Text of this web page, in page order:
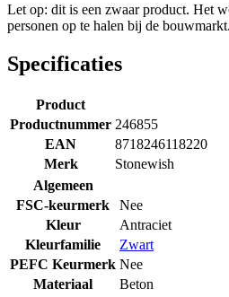
Let op: dit is een zwaar product. Het
personen op te halen bij de bouwmarkt.
Specificaties
Product
Productnummer 246855
EAN
8718246118220
Merk
Stonewish
Algemeen
FSC-keurmerk
Nee
Kleur
Antraciet
Kleurfamilie
Zwart
PEFC Keurmerk Nee
Materiaal
Beton